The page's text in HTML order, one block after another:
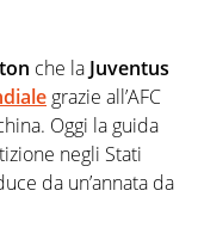
che la Juventus
grazie all’AFC
Oggi la guida
negli Stati
da un’annata da